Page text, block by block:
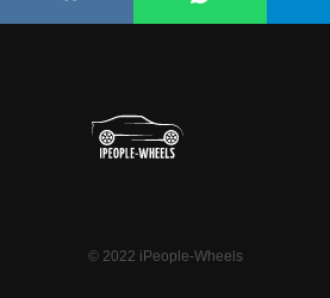
© 2022 iPeople-Wheels